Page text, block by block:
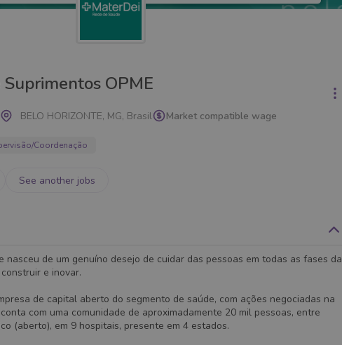
OPME
BELO HORIZONTE, MG, Brasil Market compatible wage
Coordenação
See another jobs
nasceu de um genuíno desejo de cuidar das pessoas em todas as fases da
e inovar.
de capital aberto do segmento de saúde, com ações negociadas na
com uma comunidade de aproximadamente 20 mil pessoas, entre
(aberto), em 9 hospitais, presente em 4 estados.